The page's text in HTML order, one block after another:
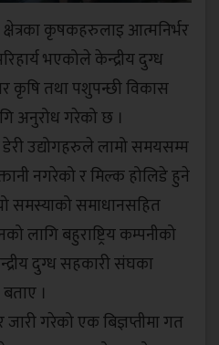
कृषकहरुलाइ आत्मनिर्भर
भएकोले केन्द्रीय दुग्ध
कृषि तथा पशुपन्छी विकास
अनुरोध गरेको छ ।
उद्योगहरुले लामो समयसम्म
नगरेको र मिल्क होलिडे हुने
समस्याको समाधानसहित
लागि बहुराष्ट्रिय कम्पनीको
दुग्ध सहकारी संघका
।
गरेको एक बिज्ञप्तीमा गत